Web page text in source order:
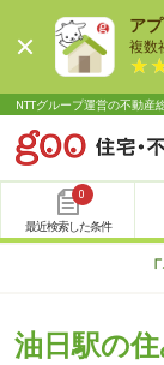
ア
複数
NTTグループ運営の不動産
0
最近検索した条件
油日駅の